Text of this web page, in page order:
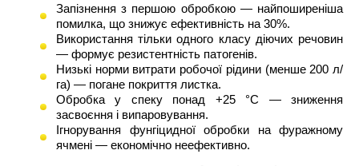
Запізнення з першою обробкою — найпоширеніша
помилка, що знижує ефективність на 30%.
Використання тільки одного класу діючих речовин
— формує резистентність патогенів.
Низькі норми витрати робочої рідини (менше 200 л/
га) — погане покриття листка.
Обробка у спеку понад +25 °C — зниження
засвоєння і випаровування.
Ігнорування фунгіцидної обробки на фуражному
ячмені — економічно неефективно.